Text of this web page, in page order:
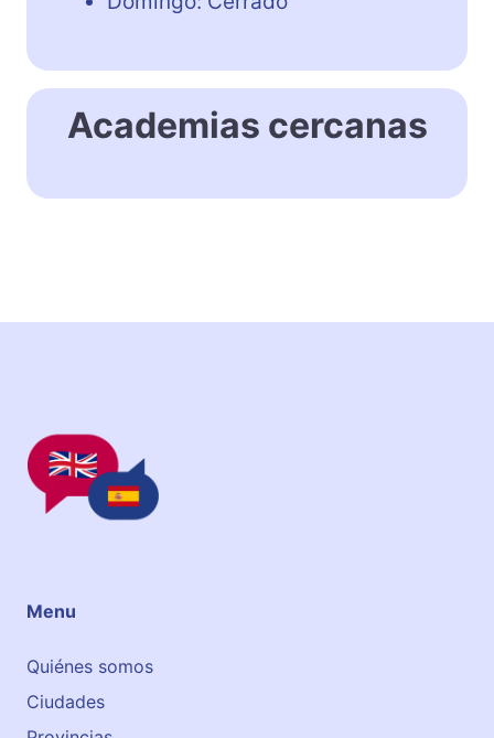
Academias cercanas
Menu
Quiénes somos
Ciudades